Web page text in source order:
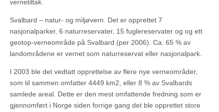
vernetiltak.
Svalbard – natur- og miljøvern. Det er opprettet 7
nasjonalparker, 6 naturreservater, 15 fuglereservater og og ett
geotop-verneområde på Svalbard (per 2006). Ca. 65 % av
landområdene er vernet som naturreservat eller nasjonalpark.
I 2003 ble det vedtatt opprettelse av flere nye verneområder,
som til sammen omfatter 4449 km2, eller 8 % av Svalbards
samlede areal. Dette er den mest omfattende fredning som er
gjennomført i Norge siden forrige gang det ble opprettet store